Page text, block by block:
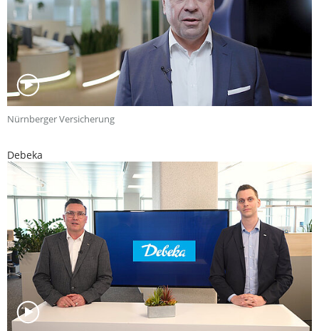
Nürnberger Versicherung
Debeka